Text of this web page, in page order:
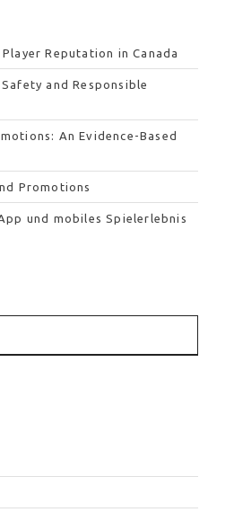
Reputation in Canada
and Responsible
An Evidence-Based
Promotions
und mobiles Spielerlebnis